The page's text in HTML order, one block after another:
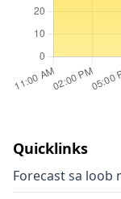
Quicklinks
Forecast sa loob